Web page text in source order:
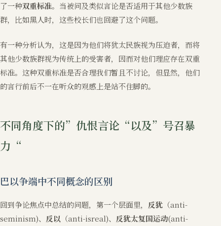
了一种双重标准。当被问及类似言论是否适用于其他少数族
群，比如黑人时，这些校长们也回避了这个问题。
有一种分析认为，这是因为他们将犹太民族视为压迫者，而将
其他少数族群视为传统上的受害者，因而对他们理应存在双重
标准。这种双重标准是否合理我们暂且不讨论，但显然，他们
的言行前后不一在听众的观感上是站不住脚的。
不同角度下的”仇恨言论“以及”号召暴
力“
巴以争端中不同概念的区别
回到争论焦点中总结的问题，第一个层面里， 反犹 （anti-
seminism)、 反以 （anti-isreal)、 反犹太复国运动(anti-